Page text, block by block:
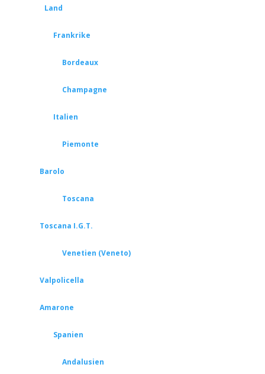
Land
Frankrike
Bordeaux
Champagne
Italien
Piemonte
Barolo
Toscana
Toscana I.G.T.
Venetien (Veneto)
Valpolicella
Amarone
Spanien
Andalusien